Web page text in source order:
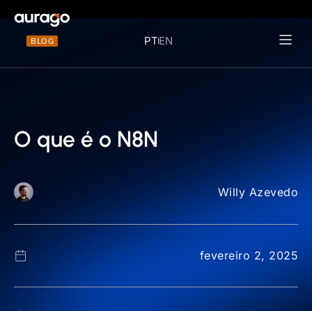
BLOG PTEN
O que é o N8N
Willy Azevedo
fevereiro 2, 2025